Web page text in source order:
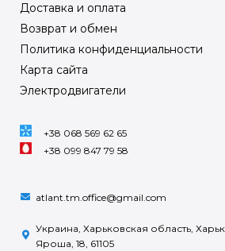
Доставка и оплата
Возврат и обмен
Политика конфиденциальности
Карта сайта
Электродвигатели
+38 068 569 62 65
+38 099 847 79 58
atlant.tm.office@gmail.com
Украина, Харьковская область,
Яроша, 18, 61105